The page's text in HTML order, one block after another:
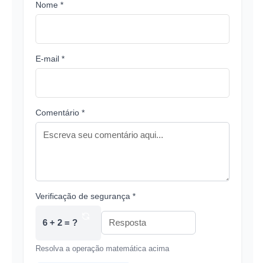
Nome *
E-mail *
Comentário *
Verificação de segurança *
6 + 2 = ?
Resolva a operação matemática acima